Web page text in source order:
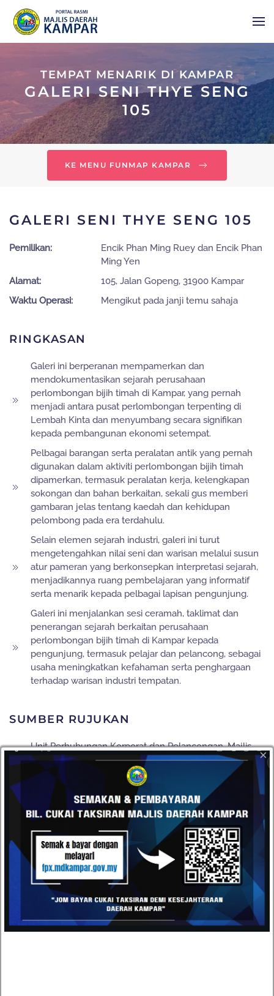
Skip to main content
TEMPAT MENARIK DI KAMPAR
GALERI SENI THYE SENG
105
KE MENU FUNMAP KAMPAR
GALERI SENI THYE SENG 105
Pemilikan:
Encik Phan Ming Ruey dan Encik Phan
Ming Yen
Alamat:
105, Jalan Gopeng, 31900 Kampar
Waktu Operasi:
Mengikut pada janji temu sahaja
RINGKASAN
Galeri ini berperanan mempamerkan dan
mendokumentasikan sejarah perusahaan
perlombongan bijih timah di Kampar, yang pernah
menjadi antara pusat perlombongan terpenting di
Lembah Kinta dan menyumbang secara signifikan
kepada pembangunan ekonomi setempat.
Pelbagai barangan serta peralatan antik yang pernah
digunakan dalam aktiviti perlombongan bijih timah
dipamerkan, termasuk peralatan kerja, kelengkapan
sokongan dan bahan berkaitan, sekali gus memberi
gambaran jelas tentang kaedah dan kehidupan
pelombong pada era terdahulu.
Selain elemen sejarah industri, galeri ini turut
mengetengahkan nilai seni dan warisan melalui susun
atur pameran yang berkonsepkan interpretasi sejarah,
menjadikannya ruang pembelajaran yang informatif
serta menarik kepada pelbagai lapisan pengunjung.
Galeri ini menjalankan sesi ceramah, taklimat dan
penerangan sejarah berkaitan perusahaan
perlombongan bijih timah di Kampar kepada
pengunjung, termasuk pelajar dan pelancong, sebagai
usaha meningkatkan kefahaman serta penghargaan
terhadap warisan industri tempatan.
SUMBER RUJUKAN
Unit Perhubungan Korporat dan Pelancongan, Majlis
Daerah Kampar
Encik Phan Ming Ruey dan Encik Phan Ming Yen,
Pemilik
×